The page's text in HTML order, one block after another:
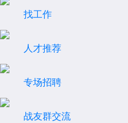
找工作
人才推荐
专场招聘
战友群交流